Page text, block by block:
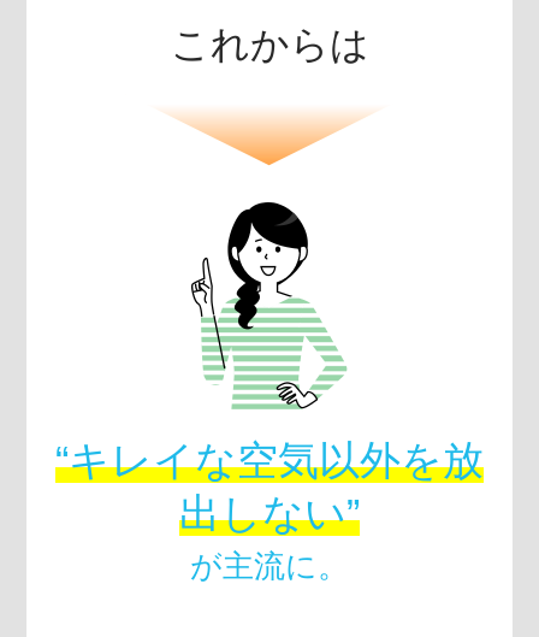
これからは
“キレイな空気以外を放
出しない”
が主流に。